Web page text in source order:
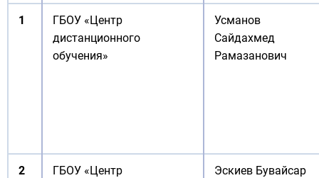
1
ГБОУ «Центр
дистанционного
обучения»
Усманов
Сайдахмед
Рамазанович
2
ГБОУ «Центр
Эскиев Бувайсар